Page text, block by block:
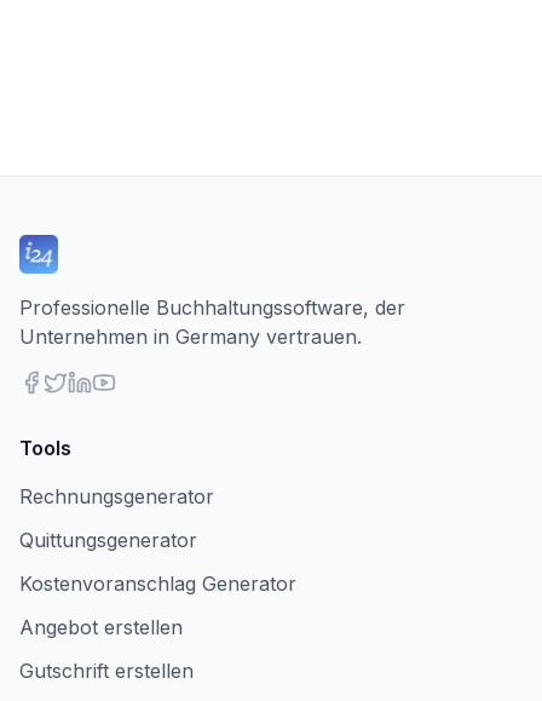
Professionelle Buchhaltungssoftware, der
Unternehmen in Germany vertrauen.
Tools
Rechnungsgenerator
Quittungsgenerator
Kostenvoranschlag Generator
Angebot erstellen
Gutschrift erstellen